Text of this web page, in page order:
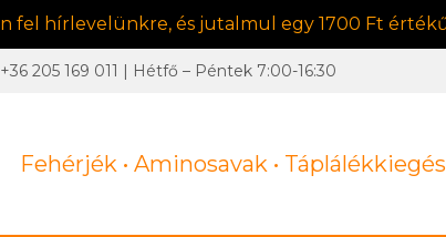
fel hírlevelünkre, és jutalmul egy 1700 Ft
Fehérjék • Aminosavak •
+36 205 169 011 | Hétfő – Péntek 7:00-16:30